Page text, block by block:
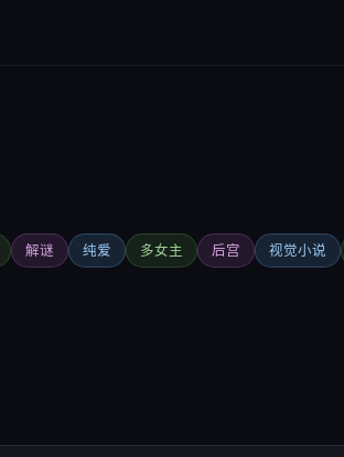
解谜 纯爱 多女主 后宫 视觉小说